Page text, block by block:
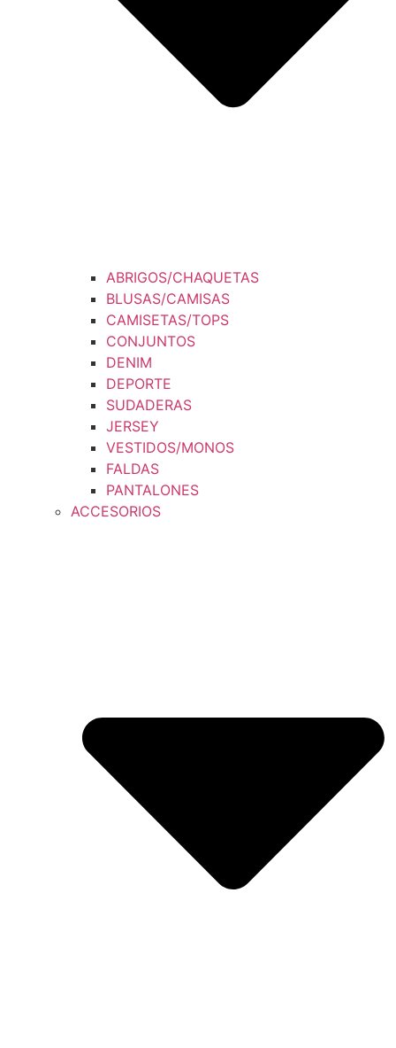
ABRIGOS/CHAQUETAS
BLUSAS/CAMISAS
CAMISETAS/TOPS
CONJUNTOS
DENIM
DEPORTE
SUDADERAS
JERSEY
VESTIDOS/MONOS
FALDAS
PANTALONES
ACCESORIOS